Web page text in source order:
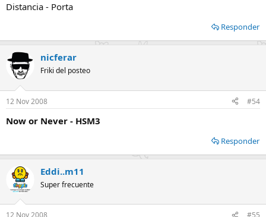
Distancia - Porta
Responder
nicferar
Friki del posteo
12 Nov 2008 #54
Now or Never - HSM3
Responder
Eddi..m11
Super frecuente
12 Nov 2008 #55